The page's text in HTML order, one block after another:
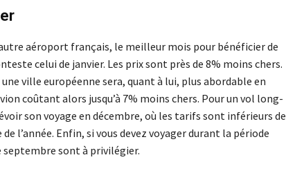
aéroport français, le meilleur mois pour bénéficier de
celui de janvier. Les prix sont près de 8% moins chers.
une ville européenne sera, quant à lui, plus abordable en
coûtant alors jusqu’à 7% moins chers. Pour un vol long-
son voyage en décembre, où les tarifs sont inférieurs de
l’année. Enfin, si vous devez voyager durant la période
septembre sont à privilégier.